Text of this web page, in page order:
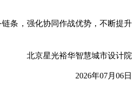
条，强化协同作战优势，不断提升
北京星光裕华智慧城市设计院
2026年07月06日